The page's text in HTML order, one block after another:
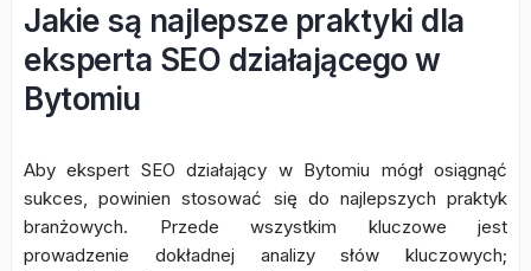
Jakie są najlepsze praktyki dla
eksperta SEO działającego w
Bytomiu
Aby ekspert SEO działający w Bytomiu mógł osiągnąć
sukces, powinien stosować się do najlepszych praktyk
branżowych. Przede wszystkim kluczowe jest
prowadzenie dokładnej analizy słów kluczowych;